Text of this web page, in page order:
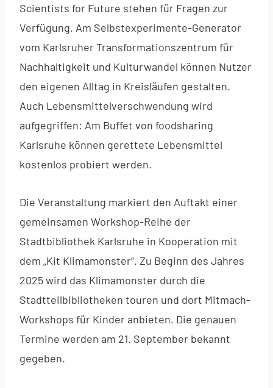
Scientists for Future stehen für Fragen zur
Verfügung. Am Selbstexperimente-Generator
vom Karlsruher Transformationszentrum für
Nachhaltigkeit und Kulturwandel können Nutzer
den eigenen Alltag in Kreisläufen gestalten.
Auch Lebensmittelverschwendung wird
aufgegriffen: Am Buffet von foodsharing
Karlsruhe können gerettete Lebensmittel
kostenlos probiert werden.
Die Veranstaltung markiert den Auftakt einer
gemeinsamen Workshop-Reihe der
Stadtbibliothek Karlsruhe in Kooperation mit
dem „Kit Klimamonster“. Zu Beginn des Jahres
2025 wird das Klimamonster durch die
Stadtteilbibliotheken touren und dort Mitmach-
Workshops für Kinder anbieten. Die genauen
Termine werden am 21. September bekannt
gegeben.